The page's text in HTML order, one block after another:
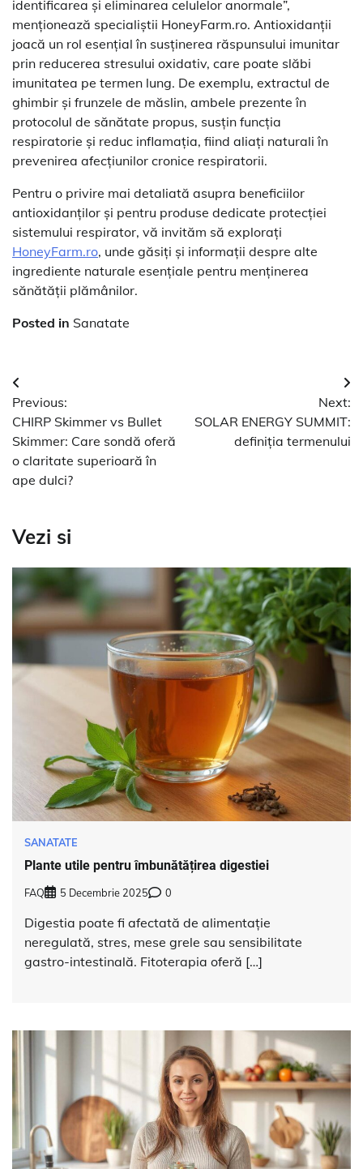
identificarea și eliminarea celulelor anormale”,
menționează specialiștii HoneyFarm.ro. Antioxidanții
joacă un rol esențial în susținerea răspunsului imunitar
prin reducerea stresului oxidativ, care poate slăbi
imunitatea pe termen lung. De exemplu, extractul de
ghimbir și frunzele de măslin, ambele prezente în
protocolul de sănătate propus, susțin funcția
respiratorie și reduc inflamația, fiind aliați naturali în
prevenirea afecțiunilor cronice respiratorii.
Pentru o privire mai detaliată asupra beneficiilor
antioxidanților și pentru produse dedicate protecției
sistemului respirator, vă invităm să explorați
HoneyFarm.ro, unde găsiți și informații despre alte
ingrediente naturale esențiale pentru menținerea
sănătății plămânilor.
Posted in Sanatate
Navigare
în
articole
Previous:
CHIRP Skimmer vs Bullet
Skimmer: Care sondă oferă
o claritate superioară în
ape dulci?
Next:
SOLAR ENERGY SUMMIT:
definiția termenului
Vezi si
SANATATE
Plante utile pentru îmbunătățirea digestiei
FAQ 5 Decembrie 2025 0
Digestia poate fi afectată de alimentație
neregulată, stres, mese grele sau sensibilitate
gastro-intestinală. Fitoterapia oferă […]